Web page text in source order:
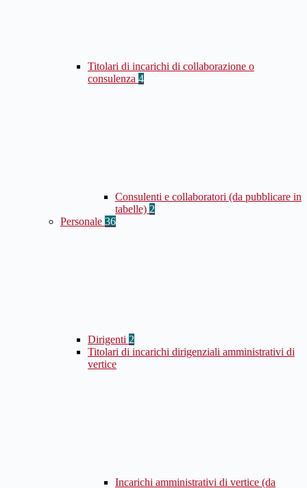
Titolari di incarichi di collaborazione o
consulenza 4
Consulenti e collaboratori (da pubblicare in
tabelle) 2
Personale 36
Dirigenti 2
Titolari di incarichi dirigenziali amministrativi di
vertice
Incarichi amministrativi di vertice (da